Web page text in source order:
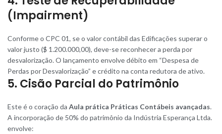
(Impairment)
Conforme o CPC 01, se o valor contábil das Edificações superar o
valor justo ($ 1.200.000,00), deve-se reconhecer a perda por
desvalorização. O lançamento envolve débito em “Despesa de
Perdas por Desvalorização” e crédito na conta redutora de ativo.
5. Cisão Parcial do Patrimônio
Este é o coração da Aula prática Práticas Contábeis avançadas.
A incorporação de 50% do patrimônio da Indústria Esperança Ltda.
envolve: